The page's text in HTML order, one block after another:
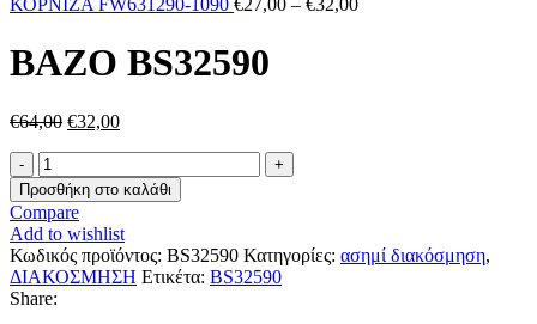
ΚΟΡΝΙΖΑ FW631290-1090 €27,00 – €32,00
ΒΑΖΟ BS32590
€64,00 Original
€64,00.
€32,00Η
είναι:
€32,00.
ΒΑΖΟ
BS32590
ποσότητα
Προσθήκη στο καλάθι
Compare
Add to wishlist
Κωδικός προϊόντος: BS32590 Κατηγορίες: ασημί διακόσμηση,
ΔΙΑΚΟΣΜΗΣΗ Ετικέτα: BS32590
Share: